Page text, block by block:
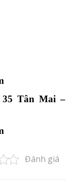
35 Tân Mai –
Đánh giá